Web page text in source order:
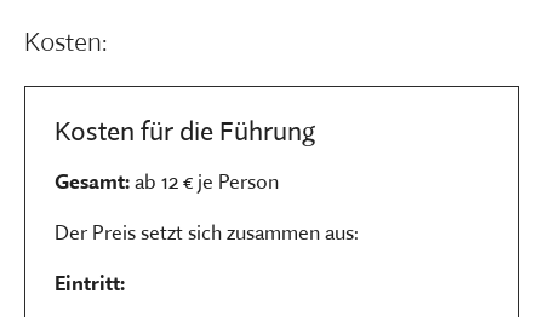
Kosten:
Kosten für die Führung
Gesamt:ab 12 € je Person
Der Preis setzt sich zusammen aus:
Eintritt: